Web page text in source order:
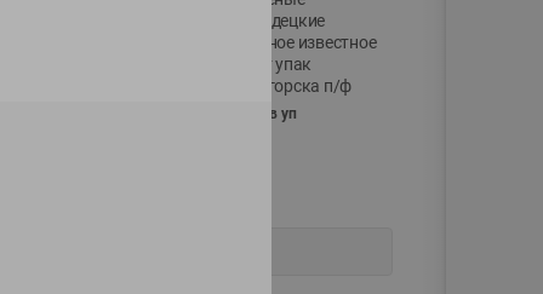
Молодецкие
Местное известное
20 шт упак
Солигорска п/ф
20шт в уп